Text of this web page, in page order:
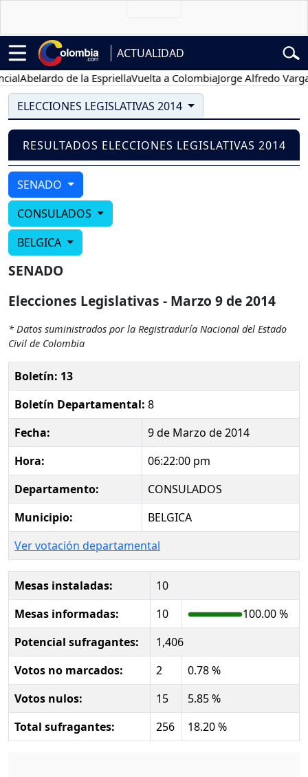
ACTUALIDAD
Abelardo de la EspriellaVuelta a ColombiaJorge Alfredo Vargas
ELECCIONES LEGISLATIVAS 2014
RESULTADOS ELECCIONES LEGISLATIVAS 2014
SENADO
CONSULADOS
BELGICA
SENADO
Elecciones Legislativas - Marzo 9 de 2014
* Datos suministrados por la Registraduría Nacional del Estado
Civil de Colombia
Boletín: 13
Boletín Departamental: 8
Fecha:
9 de Marzo de 2014
Hora:
06:22:00 pm
Departamento:
CONSULADOS
Municipio:
BELGICA
Ver votación departamental
Mesas instaladas:
10
Mesas informadas:
10
100.00 %
Potencial sufragantes:
1,406
Votos no marcados:
2
0.78 %
Votos nulos:
15
5.85 %
Total sufragantes:
256 18.20 %